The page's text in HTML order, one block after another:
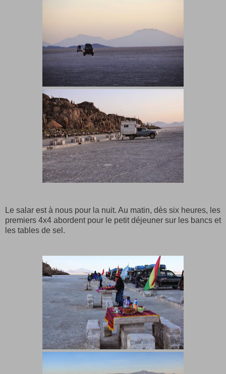
Le salar est à nous pour la nuit. Au matin, dès six heures, les
premiers 4x4 abordent pour le petit déjeuner sur les bancs et
les tables de sel.